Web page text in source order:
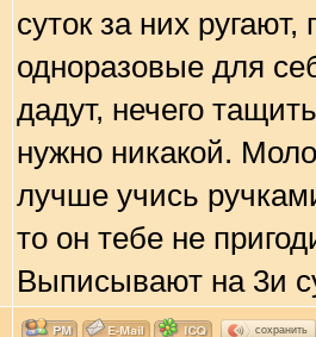
суток за них
одноразовые для
дадут, нечего
нужно никакой.
лучше учись
то он тебе не
Выписывают на 3и
сохранить